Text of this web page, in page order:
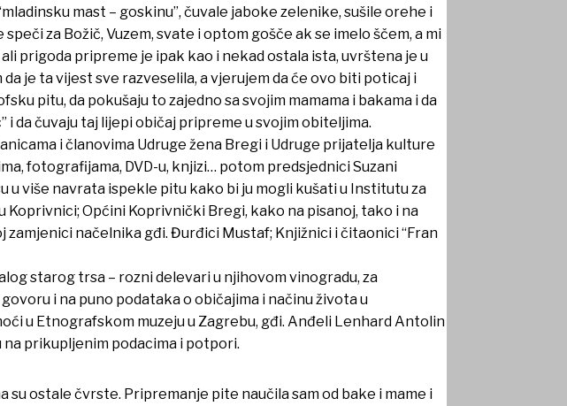
mast – goskinu”, čuvale jaboke zelenike, sušile orehe i
za Božič, Vuzem, svate i optom gošče ak se imelo ščem, a mi
prigoda pripreme je ipak kao i nekad ostala ista, uvrštena je u
je ta vijest sve razveselila, a vjerujem da će ovo biti poticaj i
pitu, da pokušaju to zajedno sa svojim mamama i bakama i da
da čuvaju taj lijepi običaj pripreme u svojim obiteljima.
i članovima Udruge žena Bregi i Udruge prijatelja kulture
fotografijama, DVD-u, knjizi… potom predsjednici Suzani
u više navrata ispekle pitu kako bi ju mogli kušati u Institutu za
Općini Koprivnički Bregi, kako na pisanoj, tako i na
načelnika gđi. Đurđici Mustaf; Knjižnici i čitaonici “Fran
starog trsa – rozni delevari u njihovom vinogradu, za
i na puno podataka o običajima i načinu života u
u Etnografskom muzeju u Zagrebu, gđi. Anđeli Lenhard Antolin
prikupljenim podacima i potpori.
ostale čvrste. Pripremanje pite naučila sam od bake i mame i